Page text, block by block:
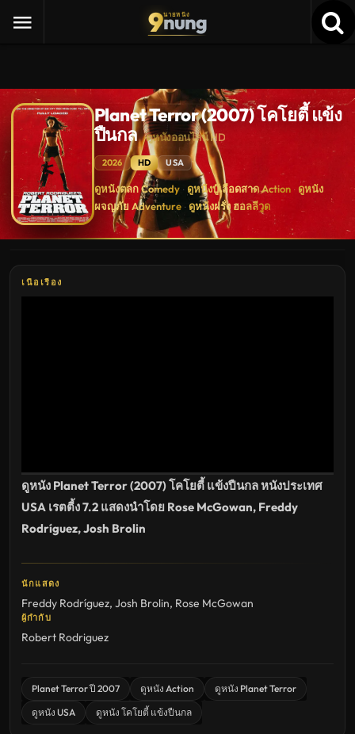
9นายหนัง
nung
Planet Terror (2007) โคโยตี้ แข้ง
ปืนกล ดูหนังออนไลน์ HD
2026 HD USA
Planet
Terror
(2007)
โค
ตี้
ปืน
ดูหนังตลก Comedy · ดูหนังบู๊เลือดสาด Action · ดูหนัง
ผจญภัย Adventure · ดูหนังฝรั่ง ฮอลลีวูด
เนื้อเรื่อง
ดูหนัง Planet Terror (2007) โคโยตี้ แข้งปืนกล หนังประเทศ
USA เรตตี้ง 7.2 แสดงนำโดย Rose McGowan, Freddy
Rodríguez, Josh Brolin
นักแสดง
Freddy Rodríguez, Josh Brolin, Rose McGowan
ผู้กำกับ
Robert Rodriguez
Planet Terror ปี 2007 ดูหนัง Action
ดูหนัง Planet Terror
ดูหนัง USA
ดูหนัง โคโยตี้ แข้งปืนกล